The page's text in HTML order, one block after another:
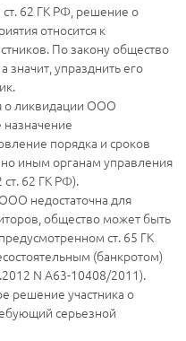
62 ГК РФ, решение о
относится к
По закону общество
упразднить его
о ликвидации ООО
порядка и сроков
иным органам управления
62 ГК РФ).
недостаточна для
общество может быть
ст. 65 ГК
(банкротом)
N А63-10408/2011).
решение участника о
серьезной